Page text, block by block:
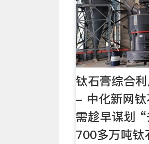
钛石膏综合
- 中化新网
需趁早谋划
700多万吨钛